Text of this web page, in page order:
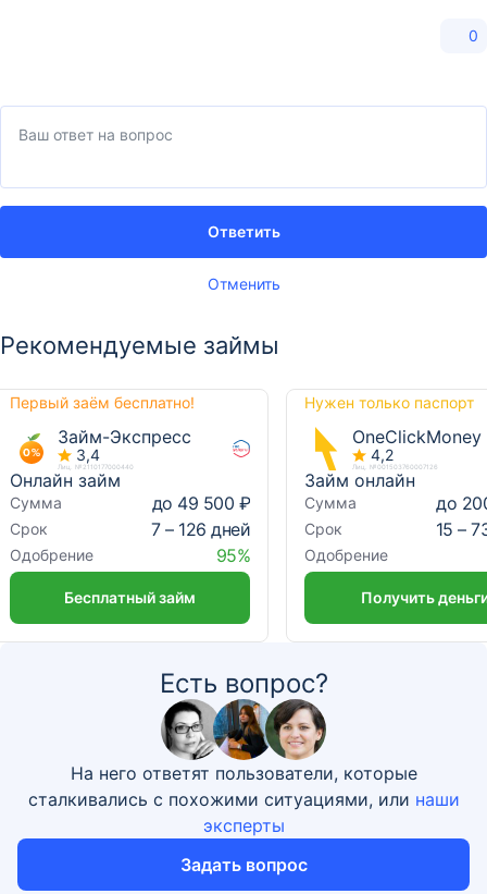
0
Отменить
Ответить
Рекомендуемые займы
Первый заём бесплатно!
Займ-Экспресс
3,4
Лиц. №2110177000440
Онлайн займ
Сумма до 49 500 ₽
Срок 7 – 126 дней
Одобрение 95%
Бесплатный займ
Нужен только паспорт
OneClickMoney
4,2
Лиц. №001503760007126
Займ онлайн
Сумма до
Срок 15 –
Одобрение
Получить
Есть вопрос?
На него ответят пользователи, которые
сталкивались с похожими ситуациями, или наши
эксперты
Задать вопрос